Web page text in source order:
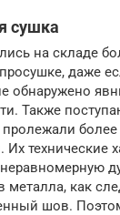
сушка
на складе
даже
обнаружено
Также
более
технические
металла, как
шов.